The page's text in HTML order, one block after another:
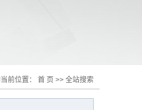
前位置： 首 页 >> 全站搜索